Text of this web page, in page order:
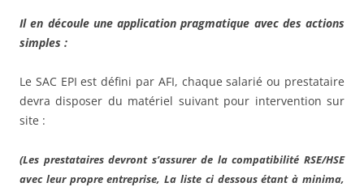
Il en découle une application pragmatique avec des actions
simples :
Le SAC EPI est défini par AFI, chaque salarié ou prestataire
devra disposer du matériel suivant pour intervention sur
site :
(Les prestataires devront s’assurer de la compatibilité RSE/HSE
avec leur propre entreprise, La liste ci dessous étant à minima,